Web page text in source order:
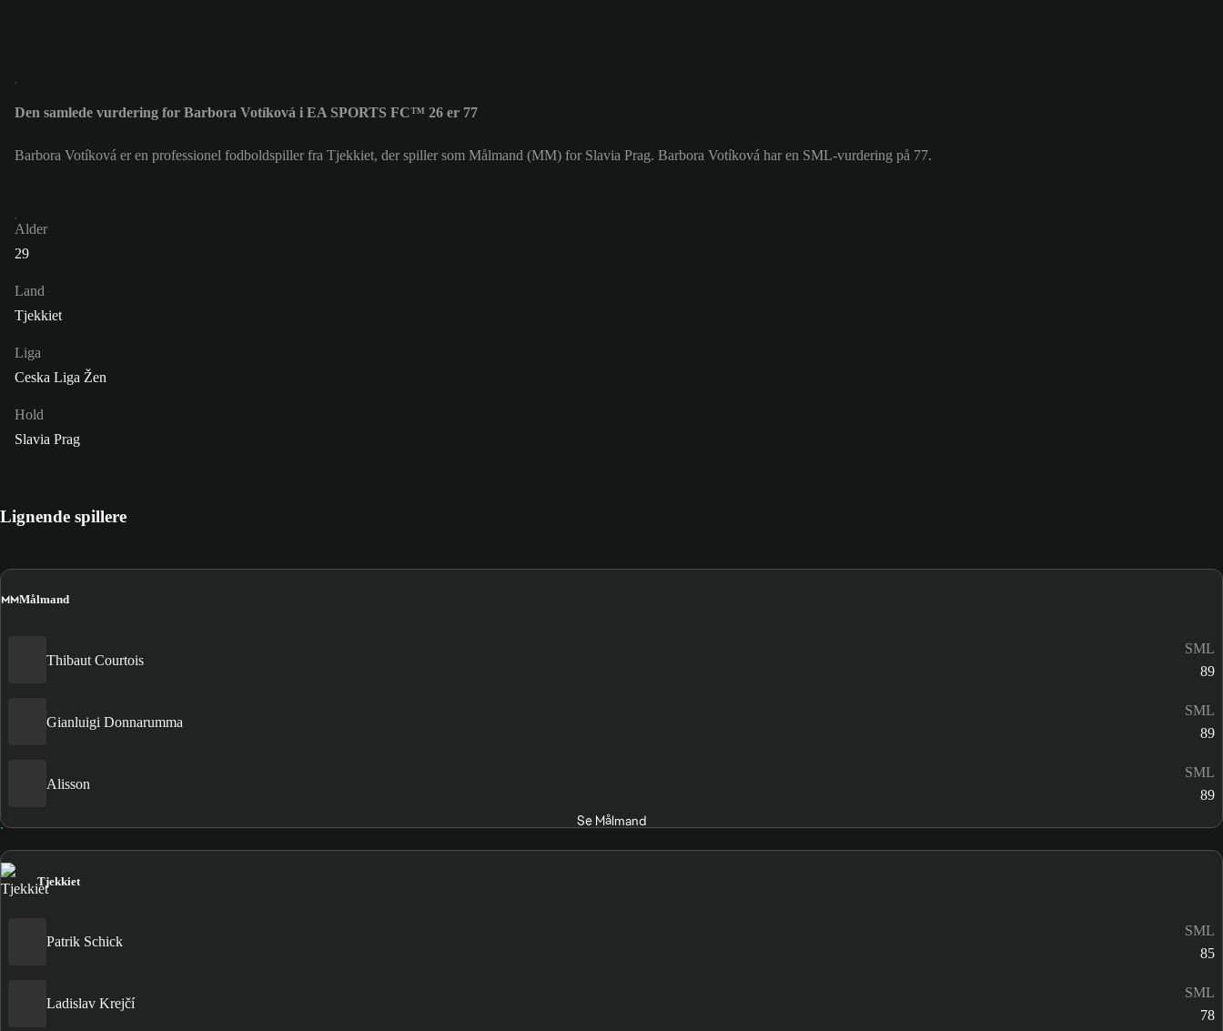
Den samlede vurdering for Barbora Votíková i EA SPORTS FC™ 26 er 77
Barbora Votíková er en professionel fodboldspiller fra Tjekkiet, der spiller som Målmand (MM) for Slavia Prag. Barbora Votíková har en SML-vurdering på 77.
Alder
29
Land
Tjekkiet
Liga
Ceska Liga Žen
Hold
Slavia Prag
Lignende spillere
MMMålmand
Thibaut Courtois
SML
89
Gianluigi Donnarumma
SML
89
Alisson
SML
89
Se Målmand
Tjekkiet
Patrik Schick
SML
85
Ladislav Krejčí
SML
78